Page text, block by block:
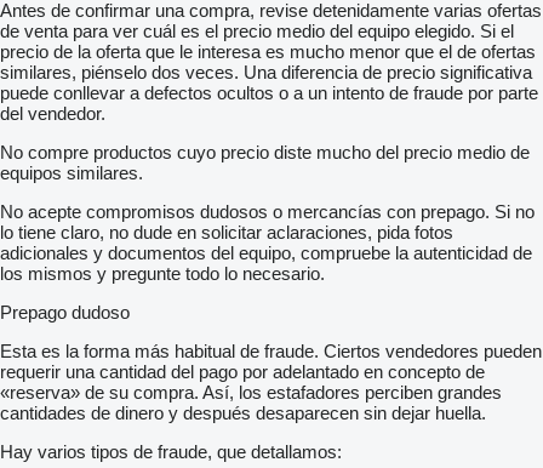
Antes de confirmar una compra, revise detenidamente varias ofertas
de venta para ver cuál es el precio medio del equipo elegido. Si el
precio de la oferta que le interesa es mucho menor que el de ofertas
similares, piénselo dos veces. Una diferencia de precio significativa
puede conllevar a defectos ocultos o a un intento de fraude por parte
del vendedor.
No compre productos cuyo precio diste mucho del precio medio de
equipos similares.
No acepte compromisos dudosos o mercancías con prepago. Si no
lo tiene claro, no dude en solicitar aclaraciones, pida fotos
adicionales y documentos del equipo, compruebe la autenticidad de
los mismos y pregunte todo lo necesario.
Prepago dudoso
Esta es la forma más habitual de fraude. Ciertos vendedores pueden
requerir una cantidad del pago por adelantado en concepto de
«reserva» de su compra. Así, los estafadores perciben grandes
cantidades de dinero y después desaparecen sin dejar huella.
Hay varios tipos de fraude, que detallamos: